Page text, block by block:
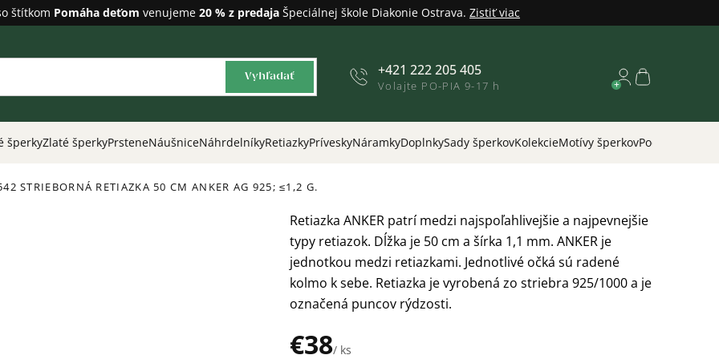
štítkom Pomáha deťom venujeme 20 % z predaja Špeciálnej škole Diakonie Ostrava. Zistiť viac
Vyhľadať +421 222 205 405
Volajte PO-PIA 9-17 h
Nákupný
šperkyZlaté šperkyPrsteneNáušniceNáhrdelníkyRetiazkyPríveskyNáramkyDoplnkySady šperkovKolekcieMotívy šperkovPodľa
STRIEBORNÁ RETIAZKA 50 CM ANKER AG 925; ≤1,2 G.
€38/ ks
Jednotková
Retiazka ANKER patrí medzi najspoľahlivejšie a najpevnejšie
typy retiazok. Dĺžka je 50 cm a šírka 1,1 mm. ANKER je
jednotkou medzi retiazkami. Jednotlivé očká sú radené
kolmo k sebe. Retiazka je vyrobená zo striebra 925/1000 a je
označená puncov rýdzosti.